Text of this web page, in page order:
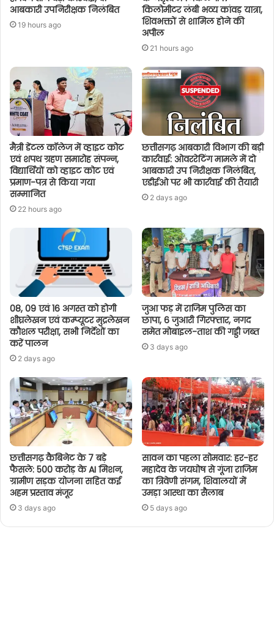
आबकारी उपनिरीक्षक निलंबित
19 hours ago
किलोमीटर लंबी भव्य कांवड़ यात्रा,
शिवभक्तों से शामिल होने की
अपील
21 hours ago
मैत्री डेंटल कॉलेज में व्हाइट कोट
एवं शपथ ग्रहण समारोह संपन्न,
विद्यार्थियों को व्हाइट कोट एवं
प्रमाण-पत्र से किया गया
सम्मानित
22 hours ago
छत्तीसगढ़ आबकारी विभाग की बड़ी
कार्रवाई: ओवररेटिंग मामले में दो
आबकारी उप निरीक्षक निलंबित,
एडीईओ पर भी कार्रवाई की तैयारी
2 days ago
08, 09 एवं 16 अगस्त को होगी
शीघ्रलेखन एवं कम्प्यूटर मुद्रलेखन
कौशल परीक्षा, सभी निर्देशों का
करें पालन
2 days ago
जुआ फड़ में राजिम पुलिस का
छापा, 6 जुआरी गिरफ्तार, नगद
समेत मोबाइल-ताश की गड्डी जब्त
3 days ago
छत्तीसगढ़ कैबिनेट के 7 बड़े
फैसले: 500 करोड़ के AI मिशन,
ग्रामीण सड़क योजना सहित कई
अहम प्रस्ताव मंजूर
3 days ago
सावन का पहला सोमवार: हर-हर
महादेव के जयघोष से गूंजा राजिम
का त्रिवेणी संगम, शिवालयों में
उमड़ा आस्था का सैलाब
5 days ago